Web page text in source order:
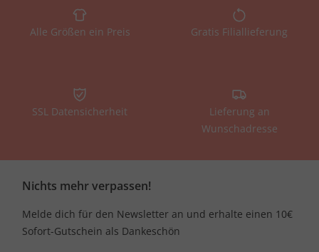
Alle Größen ein Preis Gratis Filiallieferung
SSL Datensicherheit
Lieferung an
Wunschadresse
Nichts mehr verpassen!
Melde dich für den Newsletter an und erhalte einen 10€
Sofort-Gutschein als Dankeschön